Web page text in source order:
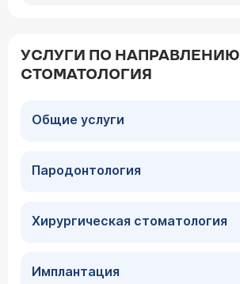
УСЛУГИ ПО НАПРАВЛЕНИЮ
СТОМАТОЛОГИЯ
Общие услуги
Пародонтология
Хирургическая стоматология
Имплантация